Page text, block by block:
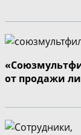
от продажи